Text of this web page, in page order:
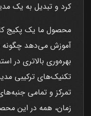
کرد و تبدیل به یک
محصول ما یک پکیج
آموزش می‌دهد چگونه
بهره‌وری بالاتری در
تکنیک‌های ترکیبی
تمرکز و تمامی
زمان، همه در این